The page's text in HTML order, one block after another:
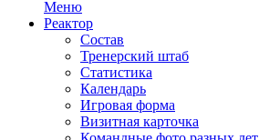
Меню
Реактор
Состав
Тренерский штаб
Статистика
Календарь
Игровая форма
Визитная карточка